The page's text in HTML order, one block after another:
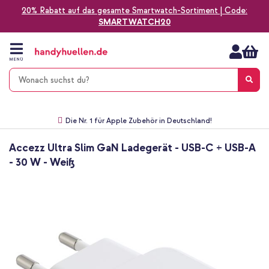
20% Rabatt auf das gesamte Smartwatch-Sortiment | Code:
SMARTWATCH20
Zum
Inhalt
springen
MENÜ
Die Nr. 1 für Apple Zubehör in Deutschland!
Accezz Ultra Slim GaN Ladegerät - USB-C + USB-A
- 30 W - Weiß